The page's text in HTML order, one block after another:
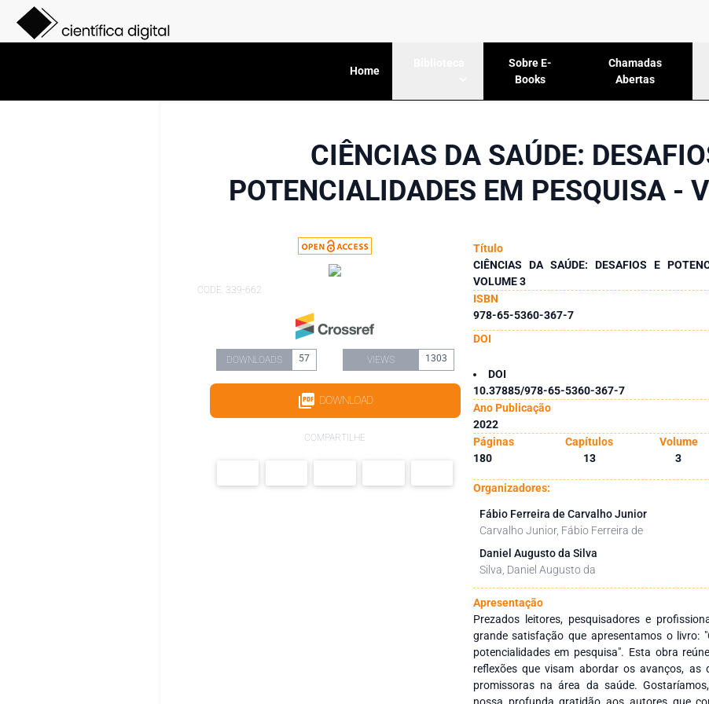
Home
Sobre E-
Books
Chamadas
Abertas
CIÊNCIAS DA SAÚDE:
POTENCIALIDADES EM PESQUISA -
CODE: 339-662
DOWNLOADS 57 VIEWS 1303
DOWNLOAD
COMPARTILHE
Título
CIÊNCIAS DA SAÚDE: DESAFIOS E
VOLUME 3
ISBN
978-65-5360-367-7
DOI
DOI
10.37885/978-65-5360-367-7
Ano Publicação
2022
Páginas
Capítulos Volume
180
13 3
Organizadores:
Fábio Ferreira de Carvalho Junior
Carvalho Junior, Fábio Ferreira de
Daniel Augusto da Silva
Silva, Daniel Augusto da
Apresentação
Prezados leitores, pesquisadores e profissionais
grande satisfação que apresentamos o livro:
potencialidades em pesquisa". Esta obra
reflexões que visam abordar os avanços, as
promissoras na área da saúde.